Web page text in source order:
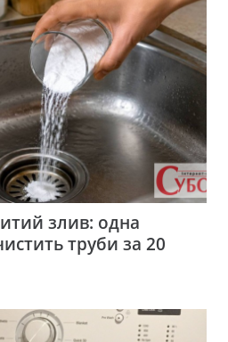
злив: одна
труби за 20